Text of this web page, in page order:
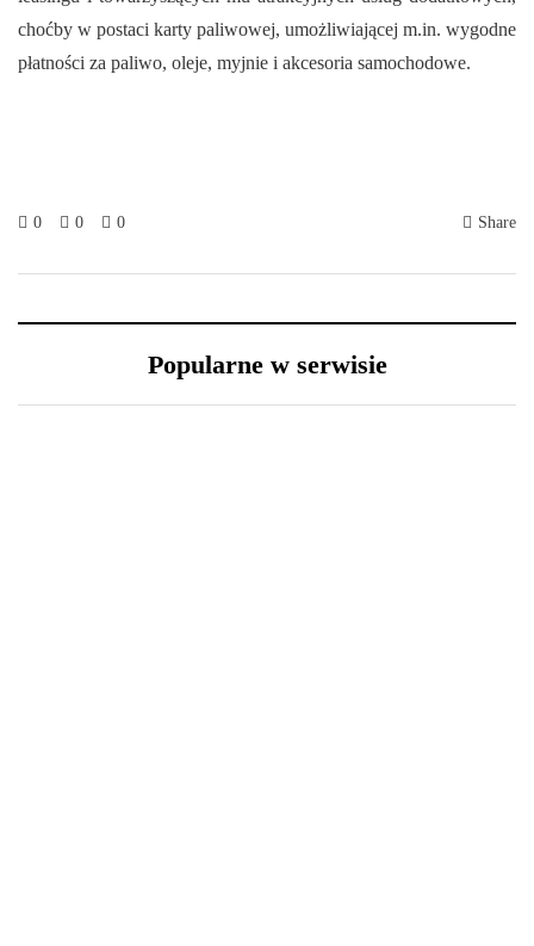
choćby w postaci karty paliwowej, umożliwiającej m.in. wygodne
płatności za paliwo, oleje, myjnie i akcesoria samochodowe.
0 0 0 Share
Popularne w serwisie